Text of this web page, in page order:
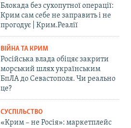
Блокада без сухопутної операції:
Крим сам себе не заправить і не
прогодує | Крим.Реалії
ВІЙНА ТА КРИМ
Російська влада обіцяє закрити
морський шлях українським
БпЛА до Севастополя. Чи реально
це?
СУСПІЛЬСТВО
«Крим – не Росія»: маркетплейс